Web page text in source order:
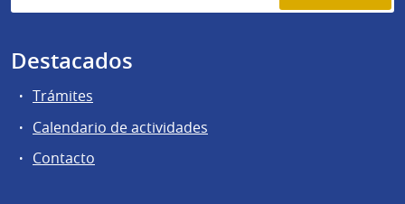
Destacados
Trámites
Calendario de actividades
Contacto